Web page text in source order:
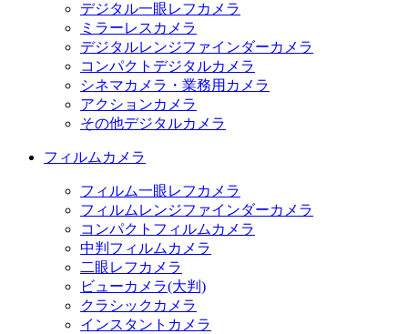
デジタル一眼レフカメラ
ミラーレスカメラ
デジタルレンジファインダーカメラ
コンパクトデジタルカメラ
シネマカメラ・業務用カメラ
アクションカメラ
その他デジタルカメラ
フィルムカメラ
フィルム一眼レフカメラ
フィルムレンジファインダーカメラ
コンパクトフィルムカメラ
中判フィルムカメラ
二眼レフカメラ
ビューカメラ(大判)
クラシックカメラ
インスタントカメラ